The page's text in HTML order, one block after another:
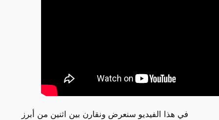
في هذا الفيديو سنعرض ونقارن بين اثنين من أبرز